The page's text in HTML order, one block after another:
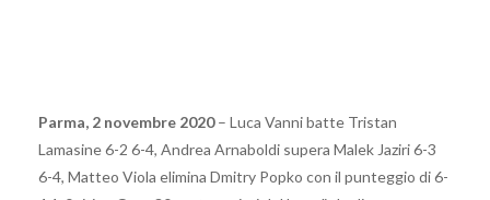
Parma, 2 novembre 2020– Luca Vanni batte Tristan
Lamasine 6-2 6-4, Andrea Arnaboldi supera Malek Jaziri 6-3
6-4, Matteo Viola elimina Dmitry Popko con il punteggio di 6-